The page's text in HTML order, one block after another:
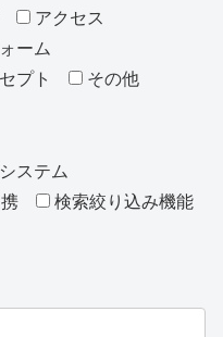
アクセス
ーム
プト その他
ステム
検索絞り込み機能